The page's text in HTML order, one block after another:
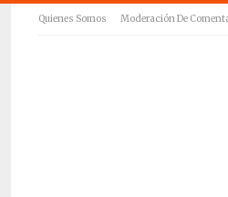
Quienes Somos Moderación De